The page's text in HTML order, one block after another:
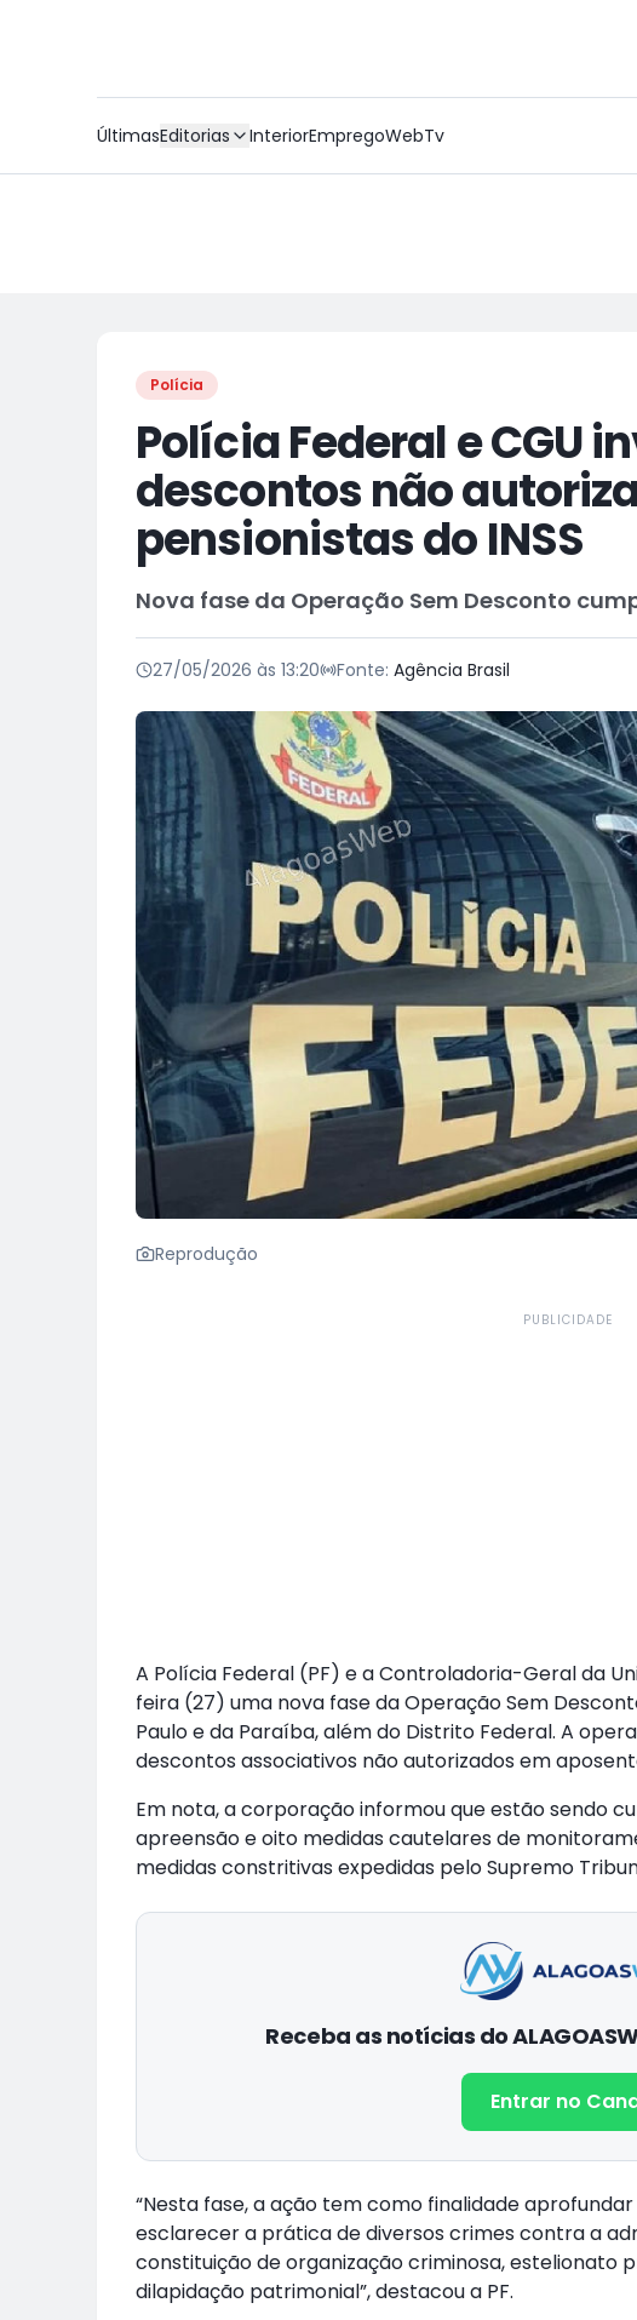
ÚltimasEditorias InteriorEmpregoWebTv
Polícia
Polícia Federal e CGU
descontos não
pensionistas do INSS
Nova fase da Operação Sem Desconto
27/05/2026 às 13:20 Fonte: Agência Brasil
Reprodução
PUBLICIDADE
A Polícia Federal (PF) e a Controladoria-Geral da
feira (27) uma nova fase da Operação Sem
Paulo e da Paraíba, além do Distrito Federal. A
descontos associativos não autorizados em
Em nota, a corporação informou que estão sendo
apreensão e oito medidas cautelares de
medidas constritivas expedidas pelo Supremo
Receba as notícias do
Entrar no
“Nesta fase, a ação tem como finalidade
esclarecer a prática de diversos crimes contra a
constituição de organização criminosa, estelionato
dilapidação patrimonial”, destacou a PF.